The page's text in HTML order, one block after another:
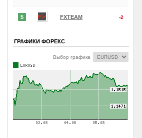
5 FXTEAM -2
ГРАФИКИ ФОРЕКС
Выбор графика